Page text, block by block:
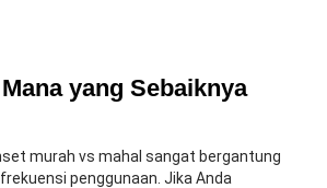
yang Sebaiknya
murah vs mahal sangat bergantung
penggunaan. Jika Anda